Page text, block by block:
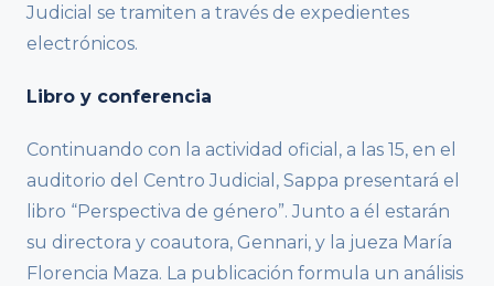
Judicial se tramiten a través de expedientes
electrónicos.
Libro y conferencia
Continuando con la actividad oficial, a las 15, en el
auditorio del Centro Judicial, Sappa presentará el
libro “Perspectiva de género”. Junto a él estarán
su directora y coautora, Gennari, y la jueza María
Florencia Maza. La publicación formula un análisis